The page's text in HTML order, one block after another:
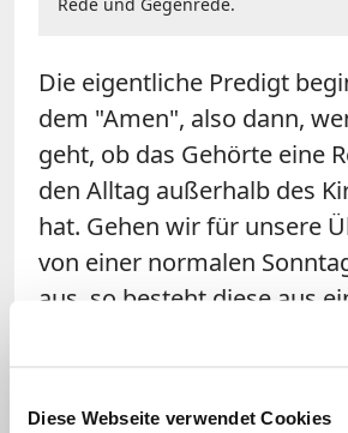
Diese Webseite verwendet Cookies
Die eigentliche Predigt
dem "Amen", also dann,
geht, ob das Gehörte eine
den Alltag außerhalb des
hat. Gehen wir für unsere
von einer normalen
aus, so besteht diese aus
Katholikinnen und